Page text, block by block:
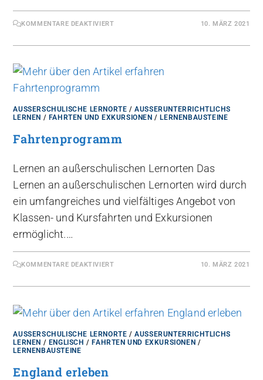
KOMMENTARE DEAKTIVIERT 10. MÄRZ 2021
AUSSERSCHULISCHE LERNORTE /AUSSERUNTERRICHTLICHS L
ERNEN
/ FAHRTEN UND EXKURSIONEN /LERNENBAUSTEINE
Fahrtenprogramm
Lernen an außerschulischen Lernorten Das
Lernen an außerschulischen Lernorten wird durch
ein umfangreiches und vielfältiges Angebot von
Klassen- und Kursfahrten und Exkursionen
ermöglicht.…
KOMMENTARE DEAKTIVIERT 10. MÄRZ 2021
AUSSERSCHULISCHE LERNORTE /AUSSERUNTERRICHTLICHS L
ERNEN
/ ENGLISCH /FAHRTEN UND EXKURSIONEN /
LERNENBAUSTEINE
England erleben